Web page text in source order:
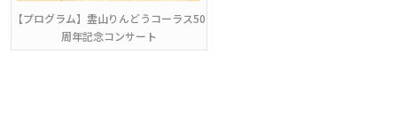
【プログラム】霊山りんどうコーラス50
周年記念コンサート